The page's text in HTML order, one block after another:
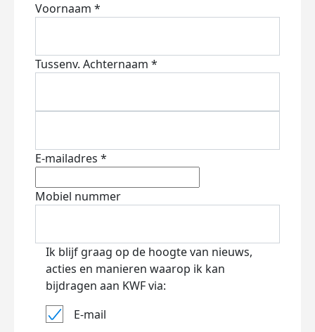
Voornaam *
Tussenv. Achternaam *
E-mailadres *
Mobiel nummer
Ik blijf graag op de hoogte van nieuws,
acties en manieren waarop ik kan
bijdragen aan KWF via:
E-mail